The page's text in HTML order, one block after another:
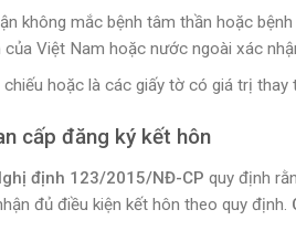
không mắc bệnh tâm thần hoặc
của Việt Nam hoặc nước ngoài xác
chiếu hoặc là các giấy tờ có giá trị thay
cấp đăng ký kết hôn
định 123/2015/NĐ-CP quy định
đủ điều kiện kết hôn theo quy định.